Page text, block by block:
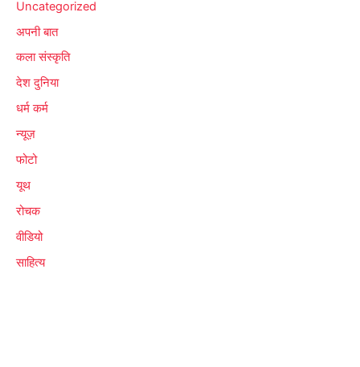
Uncategorized
अपनी बात
कला संस्कृति
देश दुनिया
धर्म कर्म
न्यूज़
फोटो
यूथ
रोचक
वीडियो
साहित्य